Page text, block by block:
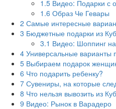
1.5 Видео: Подарки с
1.6 Образ Че Гевары
2 Самые интересные
3 Бюджетные подарки из
3.1 Видео: Шоппинг
4 Универсальные варианты
5 Выбираем подарок
6 Что подарить ребенку?
7 Сувениры, на которые
8 Что нельзя вывозить из
9 Видео: Рынок в Варадеро